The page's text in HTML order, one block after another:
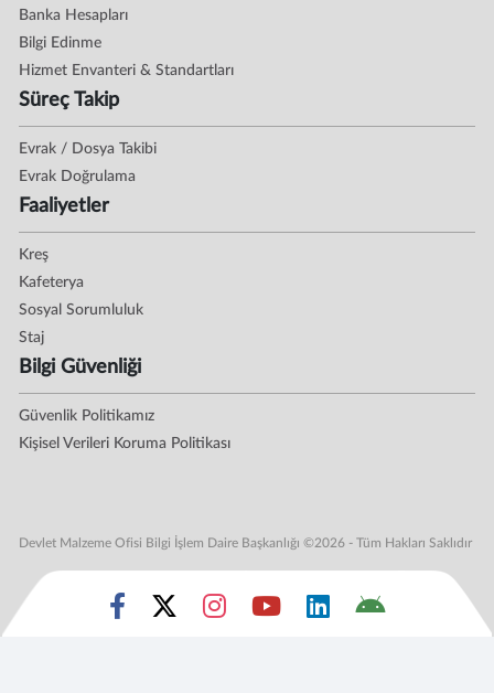
Banka Hesapları
Bilgi Edinme
Hizmet Envanteri & Standartları
Süreç Takip
Evrak / Dosya Takibi
Evrak Doğrulama
Faaliyetler
Kreş
Kafeterya
Sosyal Sorumluluk
Staj
Bilgi Güvenliği
Güvenlik Politikamız
Kişisel Verileri Koruma Politikası
Devlet Malzeme Ofisi Bilgi İşlem Daire Başkanlığı ©2026 - Tüm Hakları Saklıdır